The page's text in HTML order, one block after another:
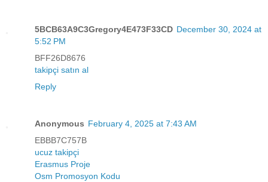
5BCB63A9C3Gregory4E473F33CD December 30, 2024 at
5:52 PM
BFF26D8676
takipçi satın al
Reply
Anonymous February 4, 2025 at 7:43 AM
EBBB7C757B
ucuz takipçi
Erasmus Proje
Osm Promosyon Kodu